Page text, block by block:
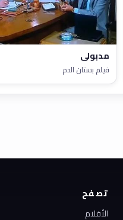
مدبولي
فيلم بستان الدم
تصفح
الأفلام